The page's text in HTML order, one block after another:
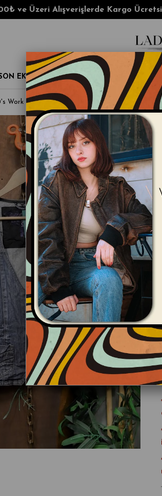
Alışverişlerde Kargo Ücretsiz |
EKLENENLER KADIN
Work Vest Denim Yelek/Ceket